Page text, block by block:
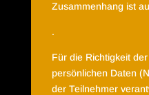
Zusammenhang ist
.
Für die Richtigkeit
persönlichen Daten
der Teilnehmer